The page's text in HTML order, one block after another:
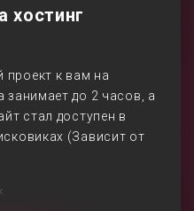
хостинг
проект к вам на
занимает до 2 часов, а
стал доступен в
(Зависит от